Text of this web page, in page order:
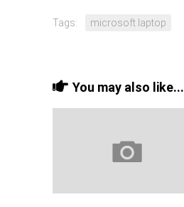
Tags: microsoft laptop
You may also like...